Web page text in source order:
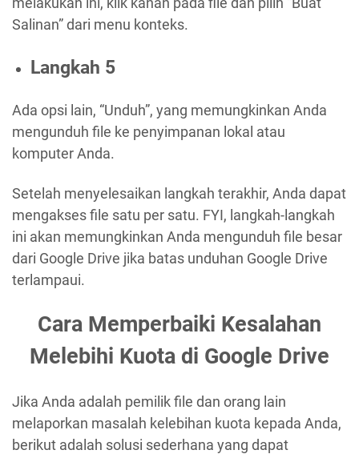
Salinan” dari menu konteks.
Langkah 5
Ada opsi lain, “Unduh”, yang memungkinkan Anda
mengunduh file ke penyimpanan lokal atau
komputer Anda.
Setelah menyelesaikan langkah terakhir, Anda dapat
mengakses file satu per satu. FYI, langkah-langkah
ini akan memungkinkan Anda mengunduh file besar
dari Google Drive jika batas unduhan Google Drive
terlampaui.
Cara Memperbaiki Kesalahan
Melebihi Kuota di Google Drive
Jika Anda adalah pemilik file dan orang lain
melaporkan masalah kelebihan kuota kepada Anda,
berikut adalah solusi sederhana yang dapat